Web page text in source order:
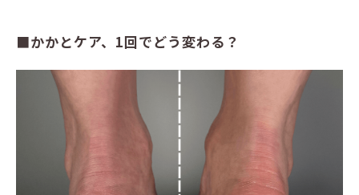
■かかとケア、1回でどう変わる？